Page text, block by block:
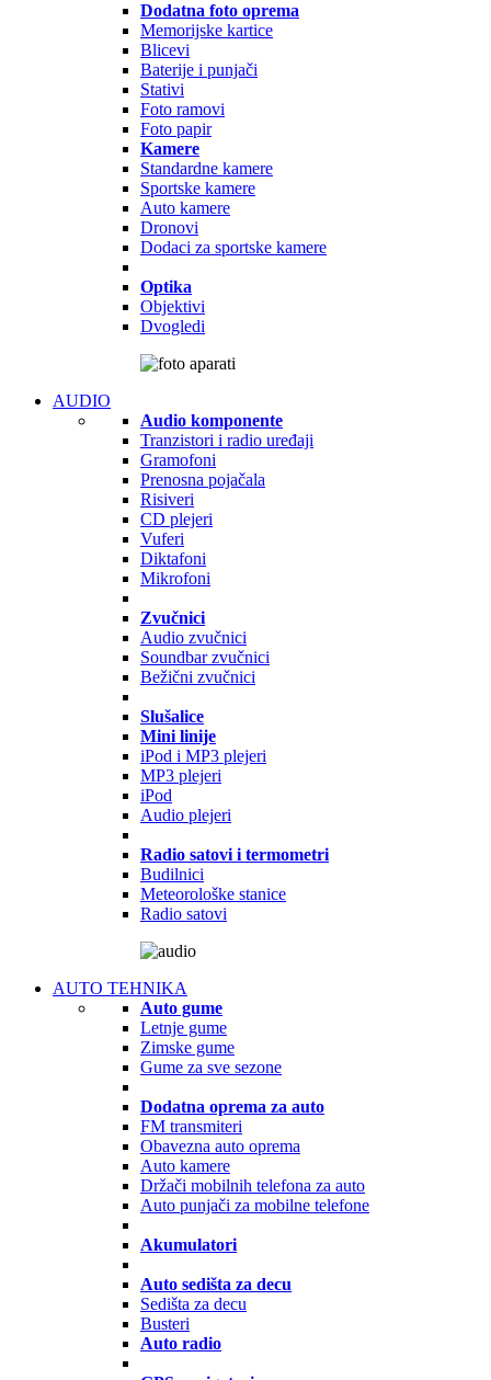
Dodatna foto oprema
Memorijske kartice
Blicevi
Baterije i punjači
Stativi
Foto ramovi
Foto papir
Kamere
Standardne kamere
Sportske kamere
Auto kamere
Dronovi
Dodaci za sportske kamere
Optika
Objektivi
Dvogledi
AUDIO
Audio komponente
Tranzistori i radio uređaji
Gramofoni
Prenosna pojačala
Risiveri
CD plejeri
Vuferi
Diktafoni
Mikrofoni
Zvučnici
Audio zvučnici
Soundbar zvučnici
Bežični zvučnici
Slušalice
Mini linije
iPod i MP3 plejeri
MP3 plejeri
iPod
Audio plejeri
Radio satovi i termometri
Budilnici
Meteorološke stanice
Radio satovi
AUTO TEHNIKA
Auto gume
Letnje gume
Zimske gume
Gume za sve sezone
Dodatna oprema za auto
FM transmiteri
Obavezna auto oprema
Auto kamere
Držači mobilnih telefona za auto
Auto punjači za mobilne telefone
Akumulatori
Auto sedišta za decu
Sedišta za decu
Busteri
Auto radio